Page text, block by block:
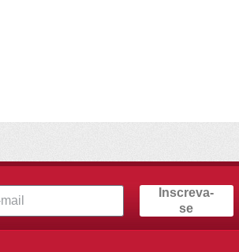
Inscreva-
se